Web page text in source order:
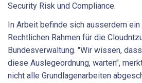
Security Risk und Compliance.
In Arbeit befinde sich ausserdem
Rechtlichen Rahmen für die
Bundesverwaltung. "Wir wissen,
diese Auslegeordnung, warten",
nicht alle Grundlagenarbeiten